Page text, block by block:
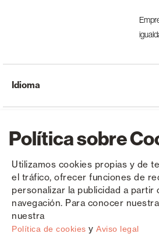
Política sobre
Utilizamos cookies propias y de
el tráfico, ofrecer funciones de
personalizar la publicidad a partir
navegación. Para conocer
nuestra
Política de cookies y Aviso legal
Copyright © Saxun 2023 - 2026 Política de
Idioma